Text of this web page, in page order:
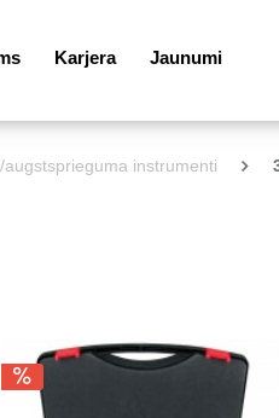
Karjera Jaunumi
instrumenti